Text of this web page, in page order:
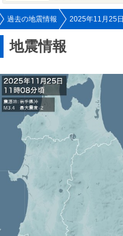
過去の地震情報 2025年11月25日
地震情報